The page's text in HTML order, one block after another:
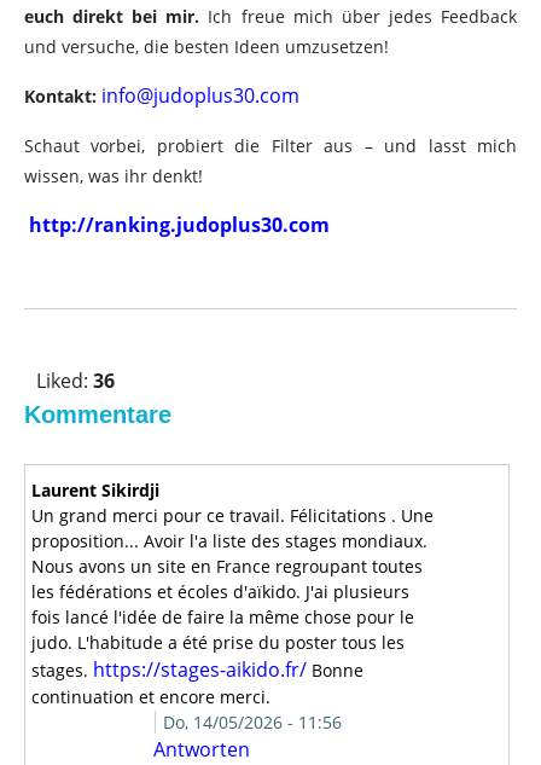
euch direkt bei mir. Ich freue mich über jedes Feedback
und versuche, die besten Ideen umzusetzen!
Kontakt: info@judoplus30.com
Schaut vorbei, probiert die Filter aus – und lasst mich
wissen, was ihr denkt!
http://ranking.judoplus30.com
t
e
p
!
Liked: 36
Kommentare
Laurent Sikirdji
Un grand merci pour ce travail. Félicitations . Une
proposition... Avoir l'a liste des stages mondiaux.
Nous avons un site en France regroupant toutes
les fédérations et écoles d'aïkido. J'ai plusieurs
fois lancé l'idée de faire la même chose pour le
judo. L'habitude a été prise du poster tous les
stages. https://stages-aikido.fr/ Bonne
continuation et encore merci.
Do, 14/05/2026 - 11:56
Antworten